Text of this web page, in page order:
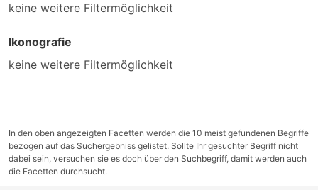
keine weitere Filtermöglichkeit
Ikonografie
keine weitere Filtermöglichkeit
In den oben angezeigten Facetten werden die 10 meist gefundenen Begriffe
bezogen auf das Suchergebniss gelistet. Sollte Ihr gesuchter Begriff nicht
dabei sein, versuchen sie es doch über den Suchbegriff, damit werden auch
die Facetten durchsucht.